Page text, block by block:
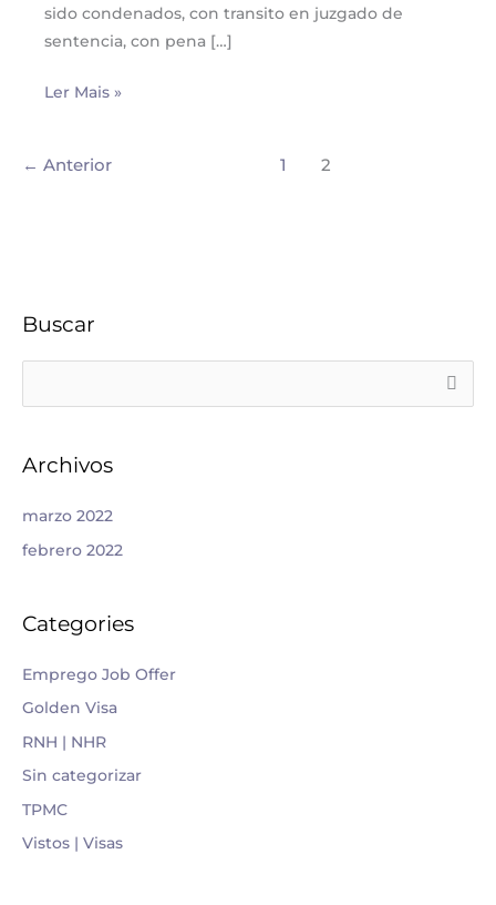
sido condenados, con transito en juzgado de
sentencia, con pena […]
Ler Mais »
← Anterior 1 2
Buscar
c
r
Archivos
marzo 2022
febrero 2022
Categories
Emprego Job Offer
Golden Visa
RNH | NHR
Sin categorizar
TPMC
Vistos | Visas